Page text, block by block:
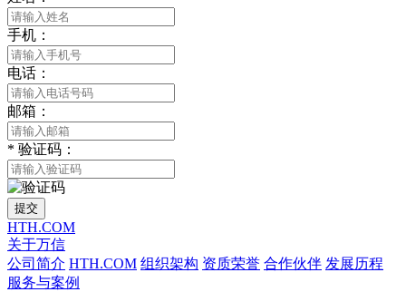
手机：
电话：
邮箱：
* 验证码：
提交
HTH.COM
关于万信
公司简介 HTH.COM 组织架构 资质荣誉 合作伙伴 发展历程
服务与案例